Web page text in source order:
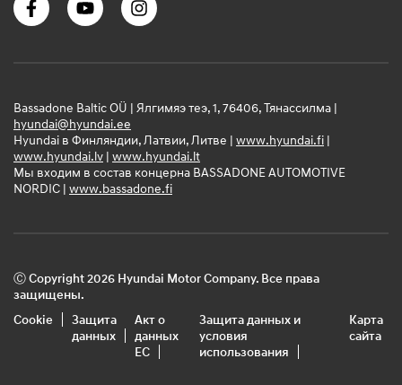
Bassadone Baltic OÜ | Ялгимяэ теэ, 1, 76406, Тянассилма |
hyundai@hyundai.ee
Hyundai в Финляндии, Латвии, Литве | www.hyundai.fi |
www.hyundai.lv | www.hyundai.lt
Мы входим в состав концерна BASSADONE AUTOMOTIVE
NORDIC | www.bassadone.fi
Ⓒ Copyright 2026 Hyundai Motor Company. Все права
защищены.
Cookie
Защита
данных
Акт о
данных
ЕС
Защита данных и
условия
использования
Карта
сайта